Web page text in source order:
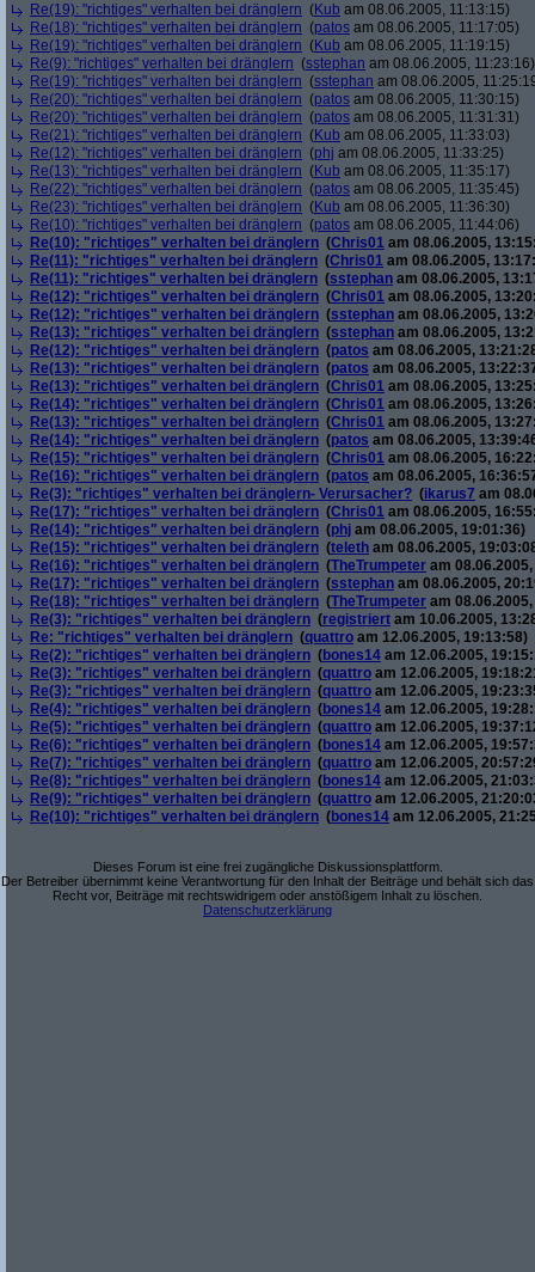
Re(19): "richtiges" verhalten bei dränglern (Kub am 08.06.2005, 11:13:15)
Re(18): "richtiges" verhalten bei dränglern (patos am 08.06.2005, 11:17:05)
Re(19): "richtiges" verhalten bei dränglern (Kub am 08.06.2005, 11:19:15)
Re(9): "richtiges" verhalten bei dränglern (sstephan am 08.06.2005, 11:23:16)
Re(19): "richtiges" verhalten bei dränglern (sstephan am 08.06.2005,
Re(20): "richtiges" verhalten bei dränglern (patos am 08.06.2005, 11:30:15)
Re(20): "richtiges" verhalten bei dränglern (patos am 08.06.2005, 11:31:31)
Re(21): "richtiges" verhalten bei dränglern (Kub am 08.06.2005, 11:33:03)
Re(12): "richtiges" verhalten bei dränglern (phj am 08.06.2005, 11:33:25)
Re(13): "richtiges" verhalten bei dränglern (Kub am 08.06.2005, 11:35:17)
Re(22): "richtiges" verhalten bei dränglern (patos am 08.06.2005, 11:35:45)
Re(23): "richtiges" verhalten bei dränglern (Kub am 08.06.2005, 11:36:30)
Re(10): "richtiges" verhalten bei dränglern (patos am 08.06.2005, 11:44:06)
Re(10): "richtiges" verhalten bei dränglern (Chris01 am 08.06.2005,
Re(11): "richtiges" verhalten bei dränglern (Chris01 am 08.06.2005,
Re(11): "richtiges" verhalten bei dränglern (sstephan am 08.06.2005,
Re(12): "richtiges" verhalten bei dränglern (Chris01 am 08.06.2005,
Re(12): "richtiges" verhalten bei dränglern (sstephan am 08.06.2005,
Re(13): "richtiges" verhalten bei dränglern (sstephan am 08.06.2005,
Re(12): "richtiges" verhalten bei dränglern (patos am 08.06.2005,
Re(13): "richtiges" verhalten bei dränglern (patos am 08.06.2005,
Re(13): "richtiges" verhalten bei dränglern (Chris01 am 08.06.2005,
Re(14): "richtiges" verhalten bei dränglern (Chris01 am 08.06.2005,
Re(13): "richtiges" verhalten bei dränglern (Chris01 am 08.06.2005,
Re(14): "richtiges" verhalten bei dränglern (patos am 08.06.2005,
Re(15): "richtiges" verhalten bei dränglern (Chris01 am 08.06.2005,
Re(16): "richtiges" verhalten bei dränglern (patos am 08.06.2005,
Re(3): "richtiges" verhalten bei dränglern- Verursacher? (ikarus7 am
Re(17): "richtiges" verhalten bei dränglern (Chris01 am 08.06.2005,
Re(14): "richtiges" verhalten bei dränglern (phj am 08.06.2005, 19:01:36)
Re(15): "richtiges" verhalten bei dränglern (teleth am 08.06.2005,
Re(16): "richtiges" verhalten bei dränglern (TheTrumpeter am
Re(17): "richtiges" verhalten bei dränglern (sstephan am 08.06.2005,
Re(18): "richtiges" verhalten bei dränglern (TheTrumpeter am
Re(3): "richtiges" verhalten bei dränglern (registriert am 10.06.2005,
Re: "richtiges" verhalten bei dränglern (quattro am 12.06.2005, 19:13:58)
Re(2): "richtiges" verhalten bei dränglern (bones14 am 12.06.2005,
Re(3): "richtiges" verhalten bei dränglern (quattro am 12.06.2005,
Re(3): "richtiges" verhalten bei dränglern (quattro am 12.06.2005,
Re(4): "richtiges" verhalten bei dränglern (bones14 am 12.06.2005,
Re(5): "richtiges" verhalten bei dränglern (quattro am 12.06.2005,
Re(6): "richtiges" verhalten bei dränglern (bones14 am 12.06.2005,
Re(7): "richtiges" verhalten bei dränglern (quattro am 12.06.2005,
Re(8): "richtiges" verhalten bei dränglern (bones14 am 12.06.2005,
Re(9): "richtiges" verhalten bei dränglern (quattro am 12.06.2005,
Re(10): "richtiges" verhalten bei dränglern (bones14 am 12.06.2005,
Dieses Forum ist eine frei zugängliche Diskussionsplattform.
Der Betreiber übernimmt keine Verantwortung für den Inhalt der Beiträge und behält sich das
Recht vor, Beiträge mit rechtswidrigem oder anstößigem Inhalt zu löschen.
Datenschutzerklärung